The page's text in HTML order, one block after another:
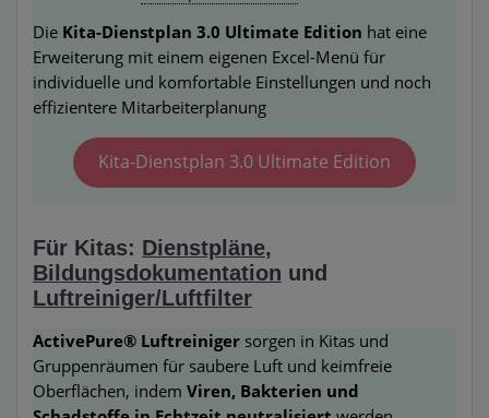
Die Kita-Dienstplan 3.0 Ultimate Edition hat eine
Erweiterung mit einem eigenen Excel-Menü für
individuelle und komfortable Einstellungen und noch
effizientere Mitarbeiterplanung
Kita-Dienstplan 3.0 Ultimate Edition
Für Kitas: Dienstpläne,
Bildungsdokumentation und
Luftreiniger/Luftfilter
ActivePure® Luftreiniger sorgen in Kitas und
Gruppenräumen für saubere Luft und keimfreie
Oberflächen, indem Viren, Bakterien und